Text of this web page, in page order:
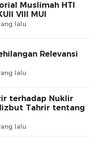
Muslimah HTI
VIII MUI
lalu
Relevansi
lalu
terhadap Nuklir
Tahrir tentang
lalu